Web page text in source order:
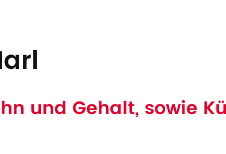
und Gehalt, sowie